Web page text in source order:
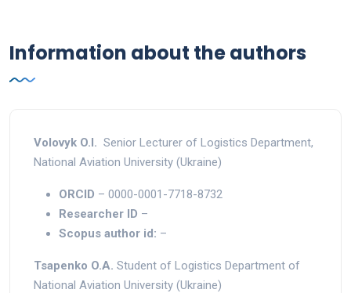
Information about the authors
Volovyk O.I. Senior Lecturer of Logistics Department,
National Aviation University (Ukraine)
ORCID – 0000-0001-7718-8732
Researcher ID –
Scopus author id: –
Tsapenko O.A. Student of Logistics Department of
National Aviation University (Ukraine)